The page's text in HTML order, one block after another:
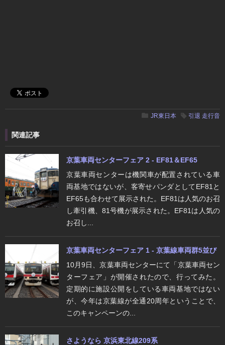
JR東日本 引退 走行音
関連記事
京葉車両センターフェア 2 - EF81＆EF65
京葉車両センターは機関車が配置されている車
両基地ではないが、客寄せパンダとしてEF81と
EF65も合わせて展示された。EF81は人気のお召
し牽引機、81号機が展示された。EF81は人気の
お召し...
京葉車両センターフェア 1 - 京葉線車両群5並び
10月9日、京葉車両センターにて「京葉車両セン
ターフェア」が開催されたので、行ってみた。
定期的に施設公開をしている車両基地ではない
が、今年は京葉線が全通20周年ということで、
このキャンペーンの...
さようなら 京浜東北線209系